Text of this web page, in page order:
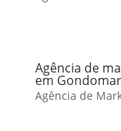
Agência de
em Gondomar
Agência de